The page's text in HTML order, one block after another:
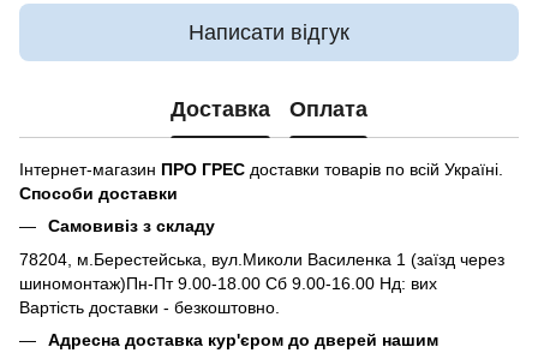
Написати відгук
Доставка Оплата
Інтернет-магазин ПРО ГРЕС доставки товарів по всій Україні.
Способи доставки
Самовивіз з складу
78204, м.Берестейська, вул.Миколи Василенка 1 (заїзд через
шиномонтаж)Пн-Пт 9.00-18.00 Сб 9.00-16.00 Нд: вих
Вартість доставки - безкоштовно.
Адресна доставка кур'єром до дверей нашим